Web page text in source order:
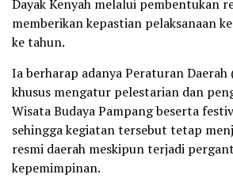
Dayak Kenyah melalui pembentukan
memberikan kepastian pelaksanaan
ke tahun.
Ia berharap adanya Peraturan Daerah
khusus mengatur pelestarian dan
Wisata Budaya Pampang beserta
sehingga kegiatan tersebut tetap
resmi daerah meskipun terjadi
kepemimpinan.